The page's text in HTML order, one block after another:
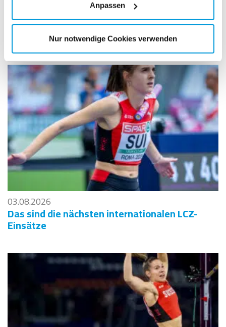
Anpassen
Nur notwendige Cookies verwenden
U20-WM: Fiona von Flüe läuft in die Top Ten
03.08.2026
Das sind die nächsten internationalen LCZ-
Einsätze